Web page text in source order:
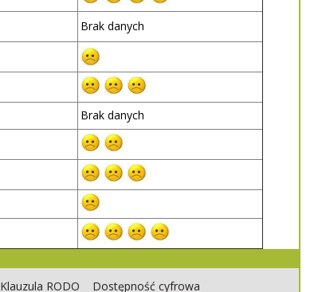
Brak danych
Brak danych
Klauzula RODO Dostępność cyfrowa